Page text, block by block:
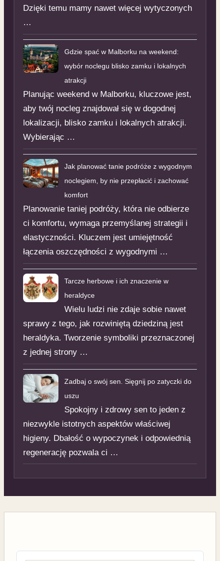
Dzięki temu mamy nawet więcej wytyczonych
…
Gdzie spać w Malborku na weekend:
wybór noclegu blisko zamku i lokalnych
atrakcji
Planując weekend w Malborku, kluczowe jest,
aby twój nocleg znajdował się w dogodnej
lokalizacji, blisko zamku i lokalnych atrakcji.
Wybierając …
Jak planować tanie podróże z wygodnym
noclegiem, by nie przepłacić i zachować
komfort
Planowanie taniej podróży, która nie odbierze
ci komfortu, wymaga przemyślanej strategii i
elastyczności. Kluczem jest umiejętność
łączenia oszczędności z wygodnymi …
Tarcze herbowe i ich znaczenie w
heraldyce
Wielu ludzi nie zdaje sobie nawet
sprawy z tego, jak rozwiniętą dziedziną jest
heraldyka. Tworzenie symboliki przeznaczonej
z jednej strony …
Zadbaj o swój sen. Sięgnij po zatyczki do
uszu
Spokojny i zdrowy sen to jeden z
niezwykle istotnych aspektów właściwej
higieny. Dbałość o wypoczynek i odpowiednią
regenerację pozwala ci …
Nawigacja wpisu